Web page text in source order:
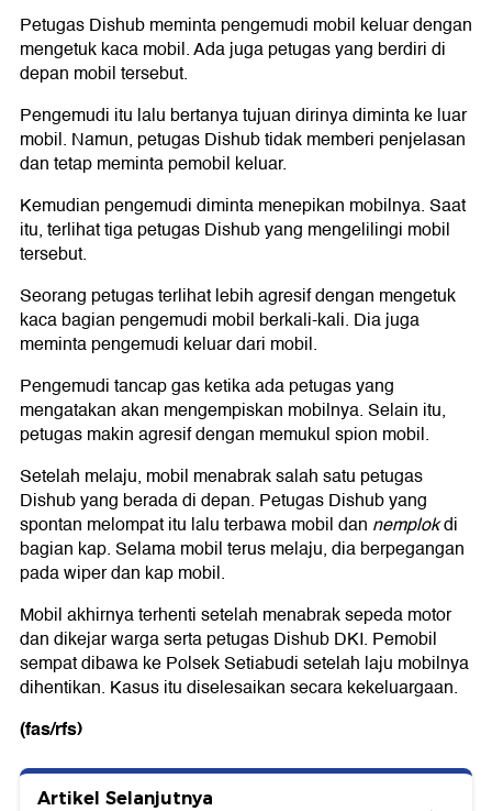
Petugas Dishub meminta pengemudi mobil keluar dengan
mengetuk kaca mobil. Ada juga petugas yang berdiri di
depan mobil tersebut.
Pengemudi itu lalu bertanya tujuan dirinya diminta ke luar
mobil. Namun, petugas Dishub tidak memberi penjelasan
dan tetap meminta pemobil keluar.
Kemudian pengemudi diminta menepikan mobilnya. Saat
itu, terlihat tiga petugas Dishub yang mengelilingi mobil
tersebut.
Seorang petugas terlihat lebih agresif dengan mengetuk
kaca bagian pengemudi mobil berkali-kali. Dia juga
meminta pengemudi keluar dari mobil.
Pengemudi tancap gas ketika ada petugas yang
mengatakan akan mengempiskan mobilnya. Selain itu,
petugas makin agresif dengan memukul spion mobil.
Setelah melaju, mobil menabrak salah satu petugas
Dishub yang berada di depan. Petugas Dishub yang
spontan melompat itu lalu terbawa mobil dan nemplokdi
bagian kap. Selama mobil terus melaju, dia berpegangan
pada wiper dan kap mobil.
Mobil akhirnya terhenti setelah menabrak sepeda motor
dan dikejar warga serta petugas Dishub DKI. Pemobil
sempat dibawa ke Polsek Setiabudi setelah laju mobilnya
dihentikan. Kasus itu diselesaikan secara kekeluargaan.
(fas/rfs)
Artikel Selanjutnya